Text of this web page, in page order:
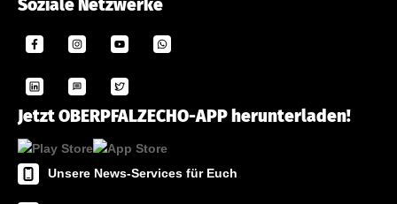
Soziale Netzwerke
Jetzt OBERPFALZECHO-APP herunterladen!
Unsere News-Services für Euch